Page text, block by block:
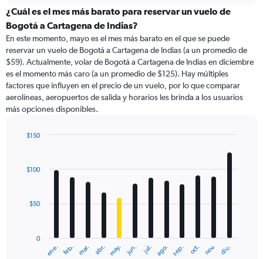
categories.
Range:
91
categories.
The
chart
has
1
Y
axis
values.
to
¿Cuál es el mes más barato para reservar un vuelo de
Bogotá a Cartagena de Indias?
En este momento, mayo es el mes más barato en el que se puede
reservar un vuelo de Bogotá a Cartagena de Indias (a un promedio de
$59). Actualmente, volar de Bogotá a Cartagena de Indias en diciembre
es el momento más caro (a un promedio de $125). Hay múltiples
factores que influyen en el precio de un vuelo, por lo que comparar
aerolíneas, aeropuertos de salida y horarios les brinda a los usuarios
más opciones disponibles.
with
12
The
ene. feb. mar. abr. may. jun. jul. ago. sep. oct. nov. dic.
0
$50
$100
$150